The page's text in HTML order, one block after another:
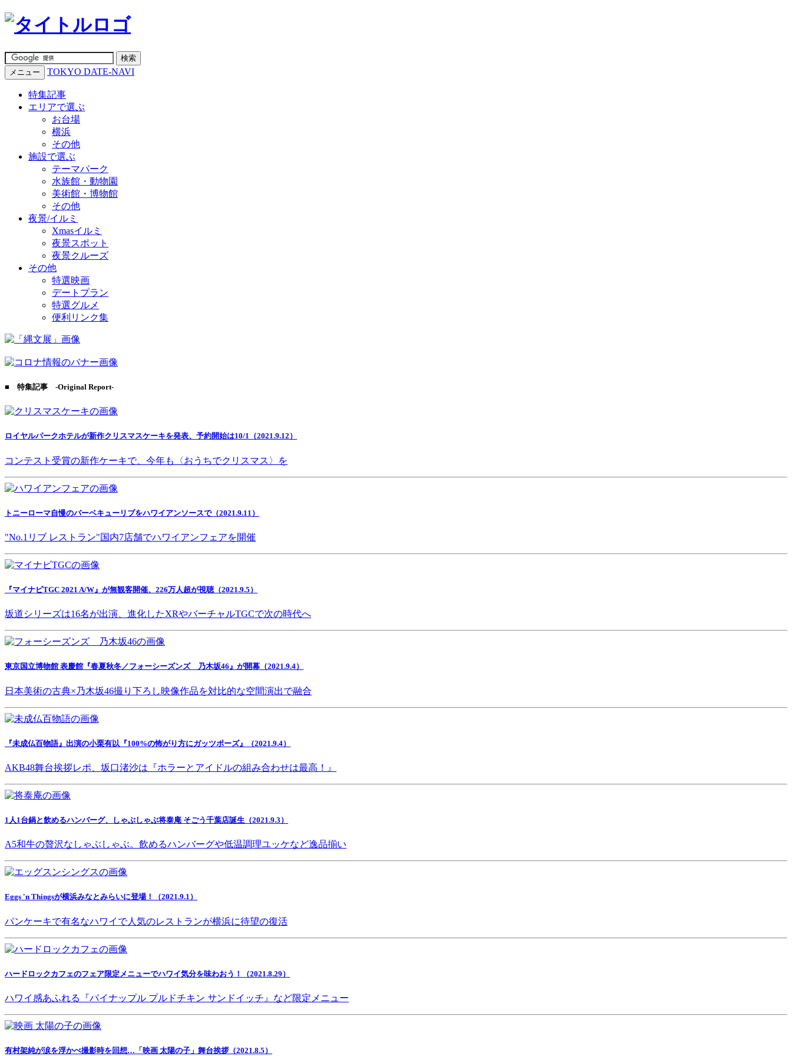
メニュー TOKYO DATE-NAVI
特集記事
エリアで選ぶ
お台場
横浜
その他
施設で選ぶ
テーマパーク
水族館・動物園
美術館・博物館
その他
夜景/イルミ
Xmasイルミ
夜景スポット
夜景クルーズ
その他
特選映画
デートプラン
特選グルメ
便利リンク集
■ 特集記事 -Original Report-
ロイヤルパークホテルが新作クリスマスケーキを発表、予約開始は10/1（2021.9.12）
コンテスト受賞の新作ケーキで、今年も〈おうちでクリスマス〉を
トニーローマ自慢のバーベキューリブをハワイアンソースで（2021.9.11）
"No.1リブ レストラン"国内7店舗でハワイアンフェアを開催
『マイナビTGC 2021 A/W』が無観客開催、226万人超が視聴（2021.9.5）
坂道シリーズは16名が出演、進化したXRやバーチャルTGCで次の時代へ
東京国立博物館 表慶館『春夏秋冬／フォーシーズンズ 乃木坂46』が開幕（2021.9.4）
日本美術の古典×乃木坂46撮り下ろし映像作品を対比的な空間演出で融合
『未成仏百物語』出演の小栗有以『100%の怖がり方にガッツポーズ』（2021.9.4）
AKB48舞台挨拶レポ、坂口渚沙は『ホラーとアイドルの組み合わせは最高！』
1人1台鍋と飲めるハンバーグ、しゃぶしゃぶ将泰庵 そごう千葉店誕生（2021.9.3）
A5和牛の贅沢なしゃぶしゃぶ。飲めるハンバーグや低温調理ユッケなど逸品揃い
Eggs 'n Thingsが横浜みなとみらいに登場！（2021.9.1）
パンケーキで有名なハワイで人気のレストランが横浜に待望の復活
ハードロックカフェのフェア限定メニューでハワイ気分を味わおう！（2021.8.29）
ハワイ感あふれる『パイナップル プルドチキン サンドイッチ』など限定メニュー
有村架純が涙を浮かべ撮影時を回想…「映画 太陽の子」舞台挨拶（2021.8.5）